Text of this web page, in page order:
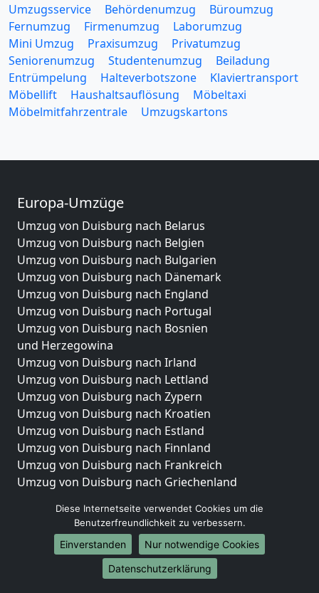
Umzugsservice Behördenumzug
Büroumzug
Fernumzug
Firmenumzug
Laborumzug
Mini Umzug
Praxisumzug
Privatumzug
Seniorenumzug
Studentenumzug
Beiladung
Entrümpelung
Halteverbotszone
Klaviertransport
Möbellift
Haushaltsauflösung
Möbeltaxi
Möbelmitfahrzentrale
Umzugskartons
Europa-Umzüge
Umzug von Duisburg nach Belarus
Umzug von Duisburg nach Belgien
Umzug von Duisburg nach Bulgarien
Umzug von Duisburg nach Dänemark
Umzug von Duisburg nach England
Umzug von Duisburg nach Portugal
Umzug von Duisburg nach Bosnien
und Herzegowina
Umzug von Duisburg nach Irland
Umzug von Duisburg nach Lettland
Umzug von Duisburg nach Zypern
Umzug von Duisburg nach Kroatien
Umzug von Duisburg nach Estland
Umzug von Duisburg nach Finnland
Umzug von Duisburg nach Frankreich
Umzug von Duisburg nach Griechenland
Umzug von Duisburg nach Liechtenstein
Umzug von Duisburg nach Luxemburg
Umzug von Duisburg nach Niederlande
Umzug von Duisburg nach Norwegen
Diese Internetseite verwendet Cookies um die
Benutzerfreundlichkeit zu verbessern.
Einverstanden
Nur notwendige Cookies
Datenschutzerklärung